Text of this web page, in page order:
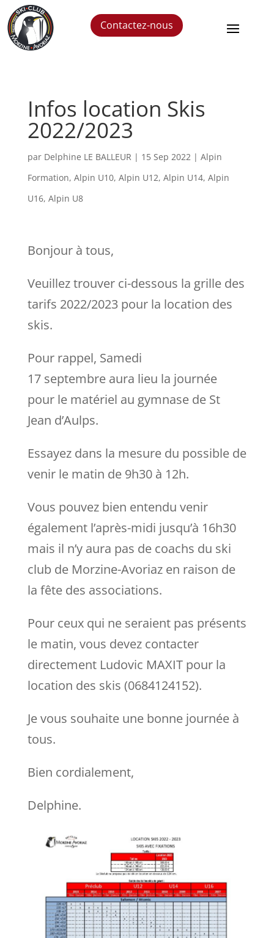
Contactez-nous
Infos location Skis
2022/2023
par Delphine LE BALLEUR | 15 Sep 2022| Alpin
Formation, Alpin U10, Alpin U12, Alpin U14, Alpin
U16, Alpin U8
Bonjour à tous,
Veuillez trouver ci-dessous la grille des
tarifs 2022/2023 pour la location des
skis.
Pour rappel, Samedi
17 septembre aura lieu la journée
pour le matériel au gymnase de St
Jean d’Aulps.
Essayez dans la mesure du possible de
venir le matin de 9h30 à 12h.
Vous pouvez bien entendu venir
également l’après-midi jusqu’à 16h30
mais il n’y aura pas de coachs du ski
club de Morzine-Avoriaz en raison de
la fête des associations.
Pour ceux qui ne seraient pas présents
le matin, vous devez contacter
directement Ludovic MAXIT pour la
location des skis (0684124152).
Je vous souhaite une bonne journée à
tous.
Bien cordialement,
Delphine.